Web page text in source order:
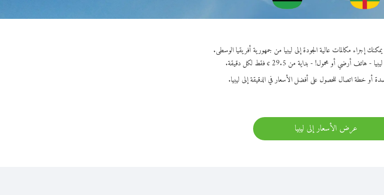
أرضي أو محمول! - بداية من 29.5 ¢ فقط لكل دقيقة.
أو خطة اتصال للحصول على أفضل الأسعار في الدقيقة إلى ليبيا.
عرض الأسعار إلى ليبيا